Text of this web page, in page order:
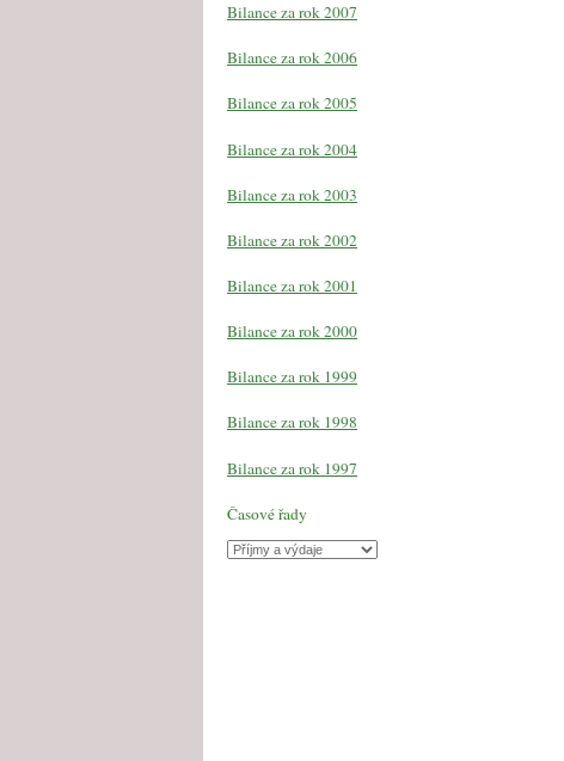
Bilance za rok 2007
Bilance za rok 2006
Bilance za rok 2005
Bilance za rok 2004
Bilance za rok 2003
Bilance za rok 2002
Bilance za rok 2001
Bilance za rok 2000
Bilance za rok 1999
Bilance za rok 1998
Bilance za rok 1997
Časové řady